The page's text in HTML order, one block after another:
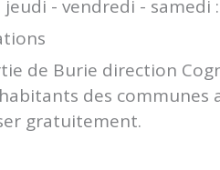
- vendredi - samedi
de Burie direction
des
gratuitement.